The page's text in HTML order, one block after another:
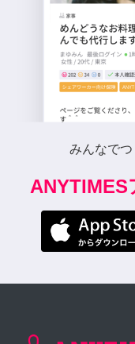
みんなでつ